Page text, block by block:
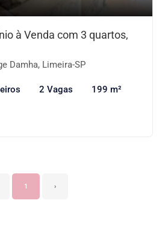
à Venda com 3 quartos,
Damha, Limeira-SP
2 Vagas 199 m²
1 ›